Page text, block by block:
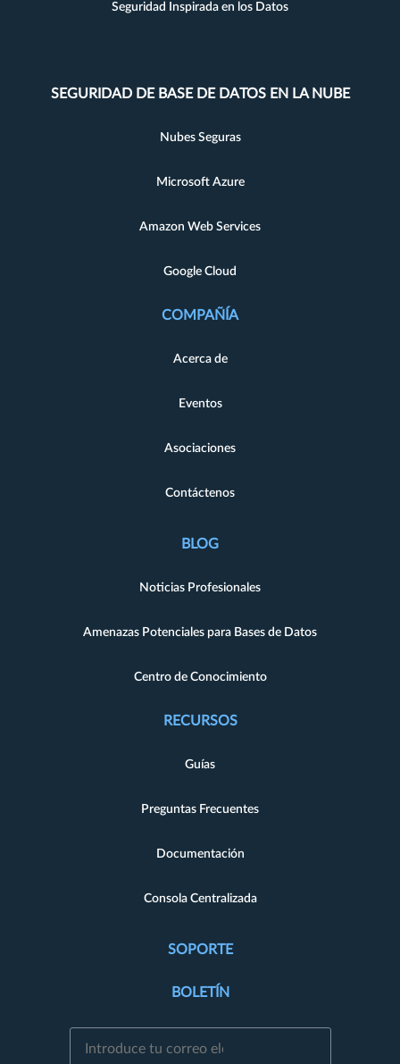
Seguridad Inspirada en los Datos
SEGURIDAD DE BASE DE DATOS EN LA NUBE
Nubes Seguras
Microsoft Azure
Amazon Web Services
Google Cloud
COMPAÑÍA
Acerca de
Eventos
Asociaciones
Contáctenos
BLOG
Noticias Profesionales
Amenazas Potenciales para Bases de Datos
Centro de Conocimiento
RECURSOS
Guías
Preguntas Frecuentes
Documentación
Consola Centralizada
SOPORTE
BOLETÍN